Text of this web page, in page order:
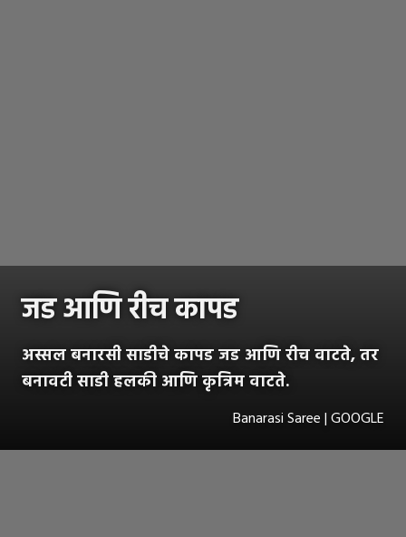
जड आणि रीच कापड
अस्सल बनारसी साडीचे कापड जड आणि रीच वाटते, तर
बनावटी साडी हलकी आणि कृत्रिम वाटते.
Banarasi Saree | GOOGLE